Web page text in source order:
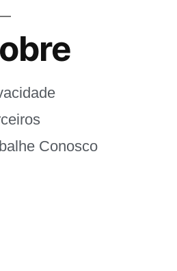
Conosco